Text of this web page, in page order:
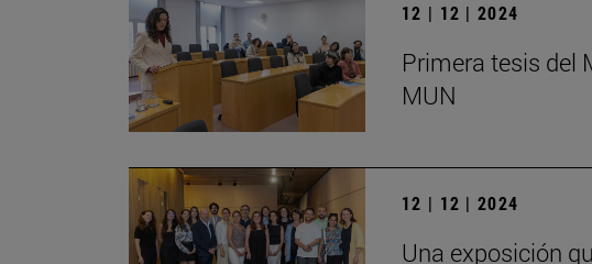
12 | 12 | 2024
Primera tesis del
MUN
12 | 12 | 2024
Una exposición